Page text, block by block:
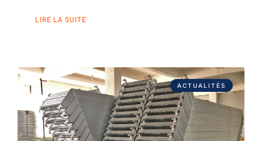
LIRE LA SUITE
ACTUALITÉS